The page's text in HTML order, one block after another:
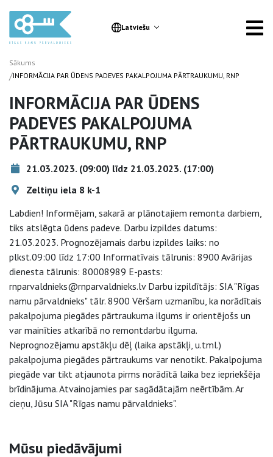
Latviešu
Sākums
/INFORMĀCIJA PAR ŪDENS PADEVES PAKALPOJUMA PĀRTRAUKUMU, RNP
INFORMĀCIJA PAR ŪDENS
PADEVES PAKALPOJUMA
PĀRTRAUKUMU, RNP
21.03.2023. (09:00) līdz 21.03.2023. (17:00)
Zeltiņu iela 8 k-1
Labdien! Informējam, sakarā ar plānotajiem remonta darbiem,
tiks atslēgta ūdens padeve. Darbu izpildes datums:
21.03.2023. Prognozējamais darbu izpildes laiks: no
plkst.09:00 līdz 17:00 Informatīvais tālrunis: 8900 Avārijas
dienesta tālrunis: 80008989 E-pasts:
rnparvaldnieks@rnparvaldnieks.lv Darbu izpildītājs: SIA "Rīgas
namu pārvaldnieks" tālr. 8900 Vēršam uzmanību, ka norādītais
pakalpojuma piegādes pārtraukuma ilgums ir orientējošs un
var mainīties atkarībā no remontdarbu ilguma.
Neprognozējamu apstākļu dēļ (laika apstākļi, u.tml.)
pakalpojuma piegādes pārtraukums var nenotikt. Pakalpojuma
piegāde var tikt atjaunota pirms norādītā laika bez iepriekšēja
brīdinājuma. Atvainojamies par sagādātajām neērtībām. Ar
cieņu, Jūsu SIA "Rīgas namu pārvaldnieks".
Sāna navigācija
Mūsu piedāvājumi